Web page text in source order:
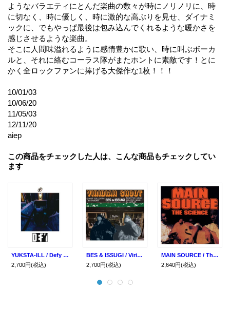
ようなバラエティにとんだ楽曲の数々が時にノリノリに、時
に切なく、時に優しく、時に激的な高ぶりを見せ、ダイナミ
ックに、でもやっぱ最後は包み込んでくれるような暖かさを
感じさせるような楽曲。
そこに人間味溢れるように感情豊かに歌い、時に叫ぶボーカ
ルと、それに絡むコーラス隊がまたホントに素敵です！とに
かく全ロックファンに捧げる大傑作な1枚！！！
10/01/03
10/06/20
11/05/03
12/11/20
aiep
この商品をチェックした人は、こんな商品もチェックしてい
ます
YUKSTA-ILL / Defy (cd) P-vine/RC slum
2,700円(税込)
BES & ISSUGI / Viridian shoot (cd) P-vine/Dogear
2,700円(税込)
MAIN SOURCE / The science (cd) P-vine
2,640円(税込)